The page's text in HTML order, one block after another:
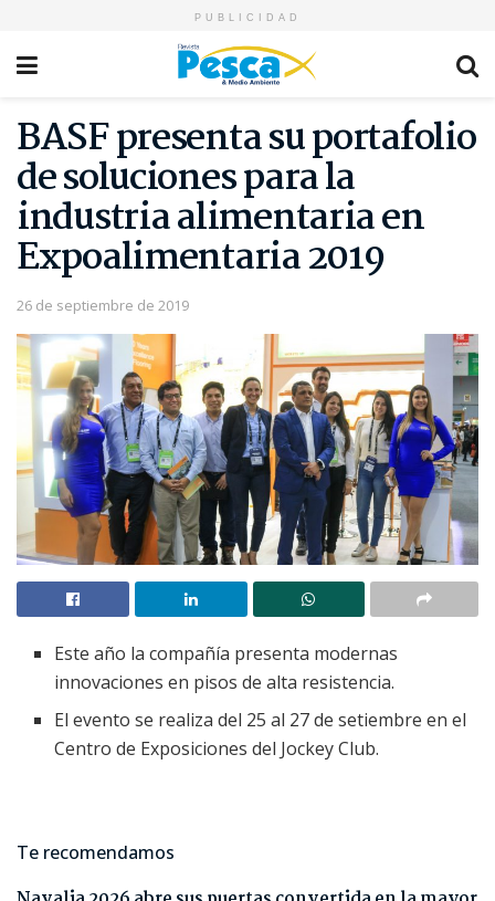
PUBLICIDAD
BASF presenta su portafolio
de soluciones para la
industria alimentaria en
Expoalimentaria 2019
26 de septiembre de 2019
Este año la compañía presenta modernas
innovaciones en pisos de alta resistencia.
El evento se realiza del 25 al 27 de setiembre en el
Centro de Exposiciones del Jockey Club.
Te recomendamos